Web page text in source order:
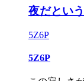
夜だとい
5Z6P
5Z6P